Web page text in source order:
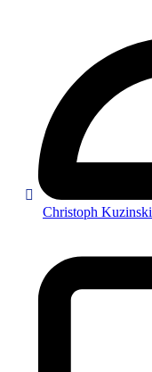
Christoph Kuzinski